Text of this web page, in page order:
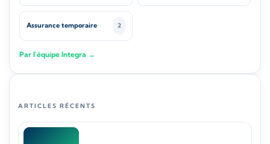
Assurance temporaire 2
Par l'équipe Integra →
ARTICLES RÉCENTS